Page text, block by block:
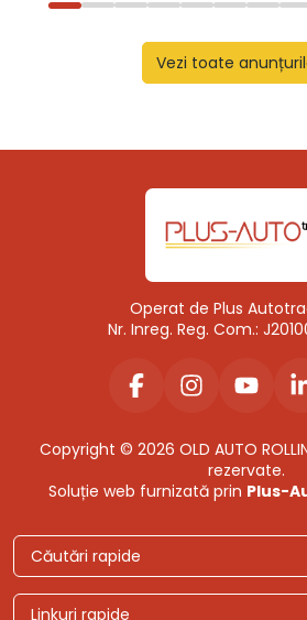
Vezi toate
Operat de Plus
Nr. Inreg. Reg. Com.:
Copyright © 2026 OLD AUTO
rezervate.
Soluție web furnizată prin Plus-
Căutări rapide
Linkuri rapide